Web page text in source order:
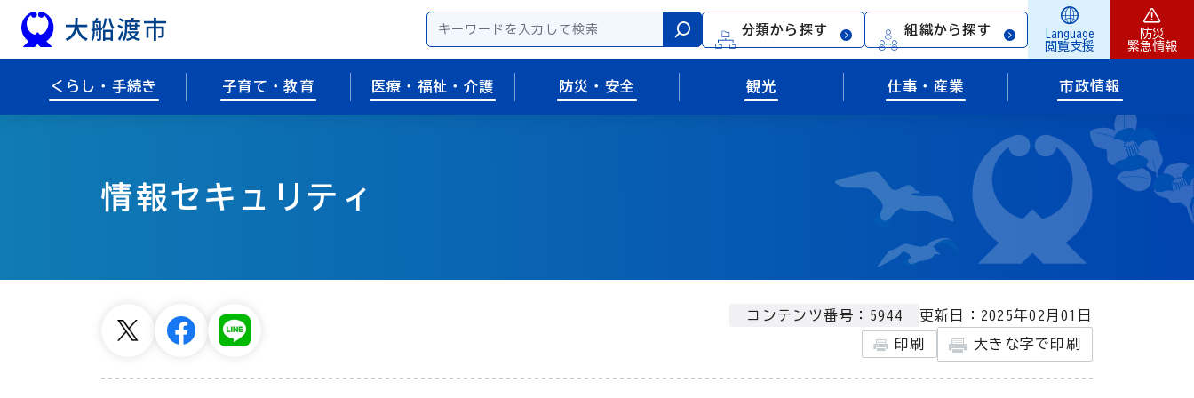
本文へスキップ
検索
分類から探す 組織から探す
Language
閲覧支援
防災
緊急情報
くらし・手続き 子育て・教育 医療・福祉・介護 防災・安全 観光 仕事・産業 市政情報
情報セキュリティ
コンテンツ番号：5944 更新日：2025年02月01日
印刷 大きな字で印刷